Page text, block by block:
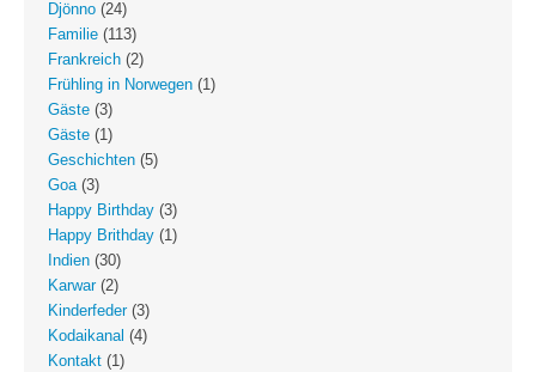
Djönno (24)
Familie (113)
Frankreich (2)
Frühling in Norwegen (1)
Gäste (3)
Gäste (1)
Geschichten (5)
Goa(3)
Happy Birthday (3)
Happy Brithday (1)
Indien (30)
Karwar(2)
Kinderfeder(3)
Kodaikanal (4)
Kontakt (1)